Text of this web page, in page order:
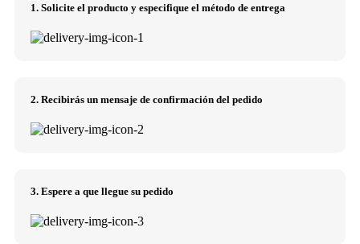
1. Solicite el producto y especifique el método de entrega
2. Recibirás un mensaje de confirmación del pedido
3. Espere a que llegue su pedido